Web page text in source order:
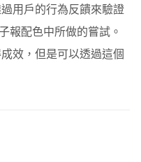
用戶的行為反饋來驗證
報配色中所做的嘗試。
效，但是可以透過這個